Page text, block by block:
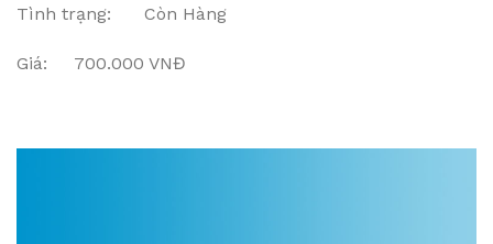
Tình trạng: Còn Hàng
Giá: 700.000 VNĐ